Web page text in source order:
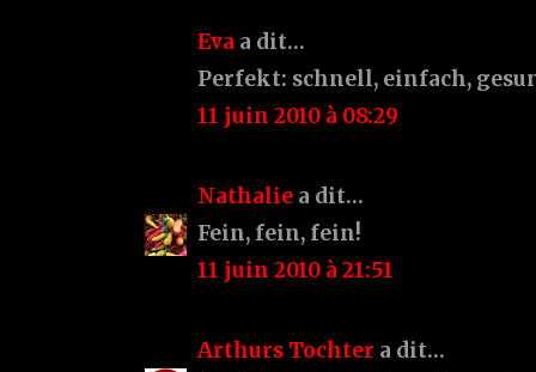
Eva a dit…
Perfekt: schnell, einfach,
11 juin 2010 à 08:29
Nathalie a dit…
Fein, fein, fein!
11 juin 2010 à 21:51
Arthurs Tochter a dit…